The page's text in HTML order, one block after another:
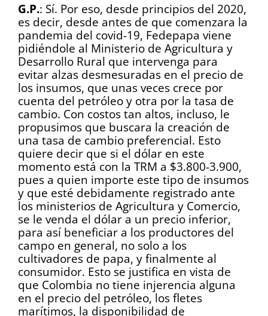
G.P.: Sí. Por eso, desde principios del 2020,
es decir, desde antes de que comenzara la
pandemia del covid-19, Fedepapa viene
pidiéndole al Ministerio de Agricultura y
Desarrollo Rural que intervenga para
evitar alzas desmesuradas en el precio de
los insumos, que unas veces crece por
cuenta del petróleo y otra por la tasa de
cambio. Con costos tan altos, incluso, le
propusimos que buscara la creación de
una tasa de cambio preferencial. Esto
quiere decir que si el dólar en este
momento está con la TRM a $3.800-3.900,
pues a quien importe este tipo de insumos
y que esté debidamente registrado ante
los ministerios de Agricultura y Comercio,
se le venda el dólar a un precio inferior,
para así beneficiar a los productores del
campo en general, no solo a los
cultivadores de papa, y finalmente al
consumidor. Esto se justifica en vista de
que Colombia no tiene injerencia alguna
en el precio del petróleo, los fletes
marítimos, la disponibilidad de